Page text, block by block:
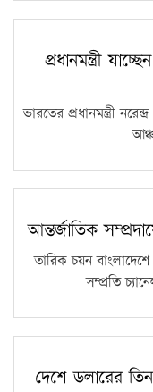
প্রধানমন্ত্রী
ভারতের প্রধানমন্ত্রী
আন্তর্জাতিক
তারিক চয়ন
সম্প্রতি
দেশে ডলারের